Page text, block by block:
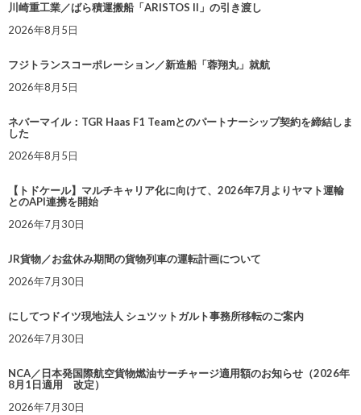
川崎重工業／ばら積運搬船「ARISTOS II」の引き渡し
2026年8月5日
フジトランスコーポレーション／新造船「蓉翔丸」就航
2026年8月5日
ネバーマイル：TGR Haas F1 Teamとのパートナーシップ契約を締結しま
した
2026年8月5日
【トドケール】マルチキャリア化に向けて、2026年7月よりヤマト運輸
とのAPI連携を開始
2026年7月30日
JR貨物／お盆休み期間の貨物列車の運転計画について
2026年7月30日
にしてつドイツ現地法人 シュツットガルト事務所移転のご案内
2026年7月30日
NCA／日本発国際航空貨物燃油サーチャージ適用額のお知らせ（2026年
8月1日適用 改定）
2026年7月30日